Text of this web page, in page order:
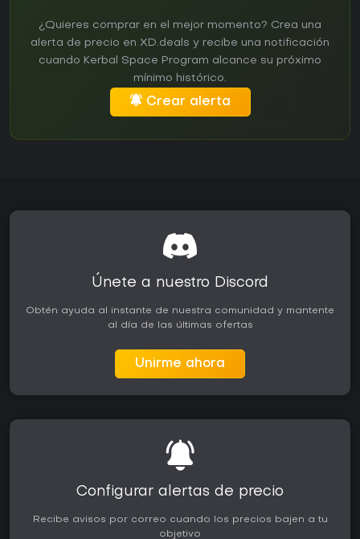
¿Quieres comprar en el mejor momento? Crea una
alerta de precio en XD.deals y recibe una notificación
cuando Kerbal Space Program alcance su próximo
mínimo histórico.
Crear alerta
Únete a nuestro Discord
Obtén ayuda al instante de nuestra comunidad y mantente
al día de las últimas ofertas
Unirme ahora
Configurar alertas de precio
Recibe avisos por correo cuando los precios bajen a tu
objetivo